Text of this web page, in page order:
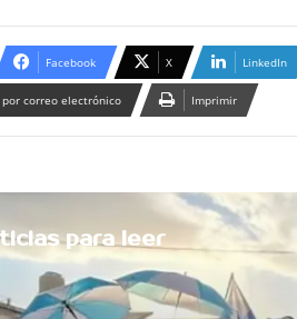
Facebook X LinkedIn
correo electrónico Imprimir
para leer